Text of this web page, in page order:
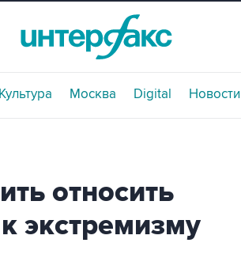
Культура Москва Digital Новости
относить
экстремизму